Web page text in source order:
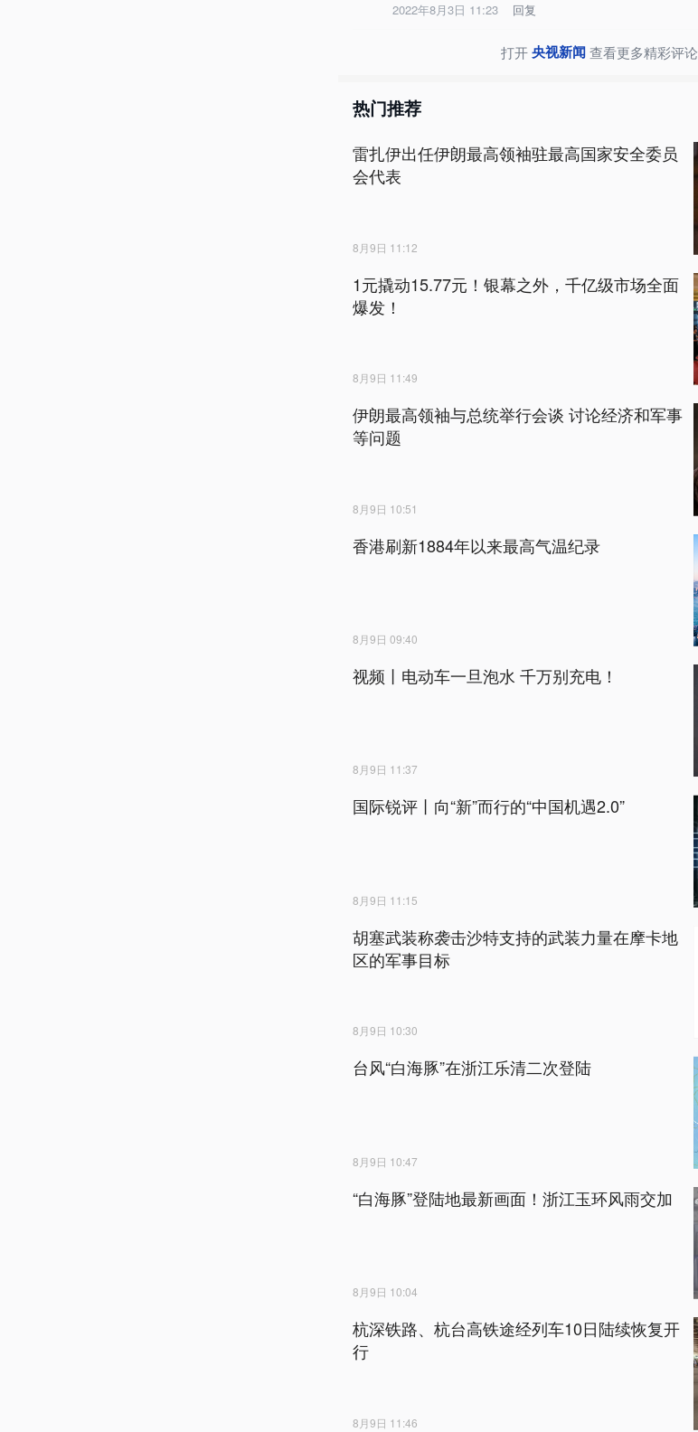
2022年8月3日 11:23 回复
打开央视新闻查看更多精彩评论
热门推荐
雷扎伊出任伊朗最高领袖驻最高国家安全委员
会代表
8月9日 11:12
1元撬动15.77元！银幕之外，千亿级市场全面
爆发！
8月9日 11:49
伊朗最高领袖与总统举行会谈 讨论经济和军事
等问题
8月9日 10:51
香港刷新1884年以来最高气温纪录
8月9日 09:40
视频丨电动车一旦泡水 千万别充电！
8月9日 11:37
国际锐评丨向“新”而行的“中国机遇2.0”
8月9日 11:15
胡塞武装称袭击沙特支持的武装力量在摩卡地
区的军事目标
8月9日 10:30
台风“白海豚”在浙江乐清二次登陆
8月9日 10:47
“白海豚”登陆地最新画面！浙江玉环风雨交加
8月9日 10:04
杭深铁路、杭台高铁途经列车10日陆续恢复开
行
8月9日 11:46